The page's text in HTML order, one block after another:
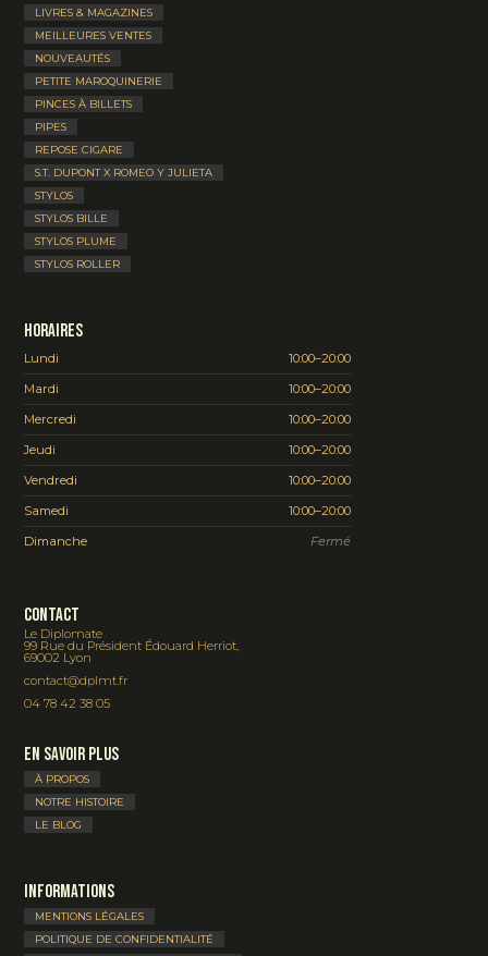
LIVRES & MAGAZINES
MEILLEURES VENTES
NOUVEAUTÉS
PETITE MAROQUINERIE
PINCES À BILLETS
PIPES
REPOSE CIGARE
S.T. DUPONT X ROMEO Y JULIETA
STYLOS
STYLOS BILLE
STYLOS PLUME
STYLOS ROLLER
Horaires
Lundi
10:00–20:00
Mardi
10:00–20:00
Mercredi
10:00–20:00
Jeudi
10:00–20:00
Vendredi
10:00–20:00
Samedi
10:00–20:00
Dimanche
Fermé
Contact
Le Diplomate
99 Rue du Président Édouard Herriot,
69002 Lyon
contact@dplmt.fr
04 78 42 38 05
En savoir plus
À PROPOS
NOTRE HISTOIRE
LE BLOG
Informations
MENTIONS LÉGALES
POLITIQUE DE CONFIDENTIALITÉ